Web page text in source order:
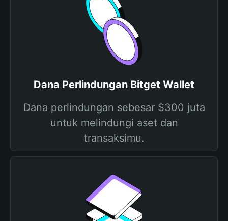
Dana Perlindungan Bitget Wallet
Dana perlindungan sebesar $300 juta
untuk melindungi aset dan
transaksimu.